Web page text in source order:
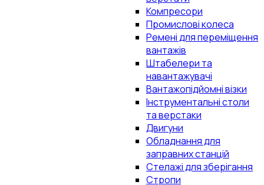
Компресори
Промислові колеса
Ремені для переміщення
вантажів
Штабелери та
навантажувачі
Вантажопідйомні візки
Інструментальні столи
та верстаки
Двигуни
Обладнання для
заправних станцій
Стелажі для зберігання
Стропи